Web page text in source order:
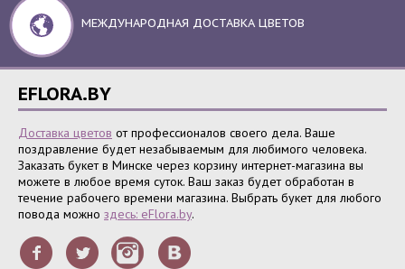
МЕЖДУНАРОДНАЯ ДОСТАВКА ЦВЕТОВ
EFLORA.BY
Доставка цветов от профессионалов своего дела. Ваше
поздравление будет незабываемым для любимого человека.
Заказать букет в Минске через корзину интернет-магазина вы
можете в любое время суток. Ваш заказ будет обработан в
течение рабочего времени магазина. Выбрать букет для любого
повода можно здесь: eFlora.by.